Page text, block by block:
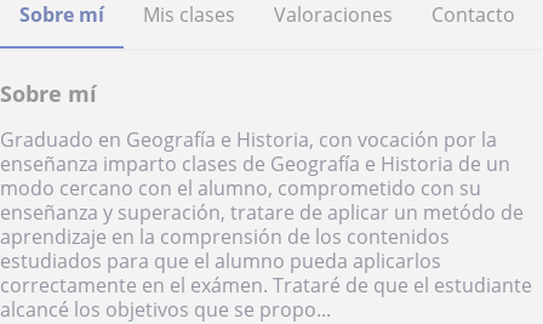
Sobre mí Mis clases Valoraciones Contacto
Sobre mí
Graduado en Geografía e Historia, con vocación por la
enseñanza imparto clases de Geografía e Historia de un
modo cercano con el alumno, comprometido con su
enseñanza y superación, tratare de aplicar un metódo de
aprendizaje en la comprensión de los contenidos
estudiados para que el alumno pueda aplicarlos
correctamente en el exámen. Trataré de que el estudiante
alcancé los objetivos que se propo...